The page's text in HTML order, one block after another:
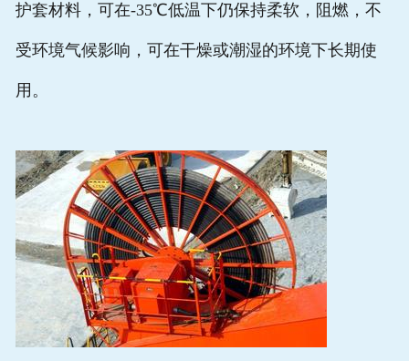
护套材料，可在-35℃低温下仍保持柔软，阻燃，不
受环境气候影响，可在干燥或潮湿的环境下长期使
用。